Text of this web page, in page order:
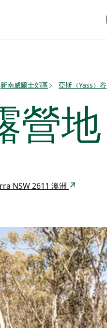
新南威爾士郊區 亞斯（Yass）谷
營地
NSW 2611 澳洲